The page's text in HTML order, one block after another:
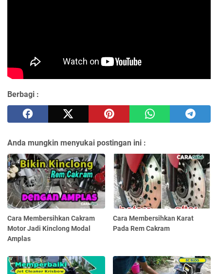
Berbagi :
Anda mungkin menyukai postingan ini :
Cara Membersihkan Cakram
Motor Jadi Kinclong Modal
Amplas
Cara Membersihkan Karat
Pada Rem Cakram